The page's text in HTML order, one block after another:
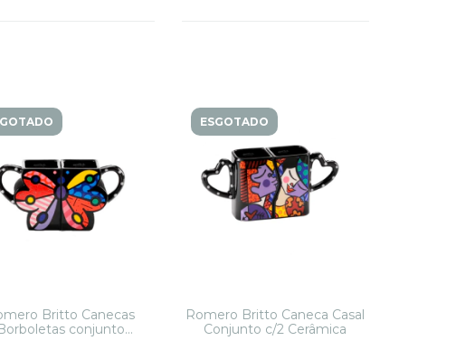
Britto Canecas
conjunto
ESGOTADO
Romero Britto Caneca Casal
Conjunto c/2 Cerâmica